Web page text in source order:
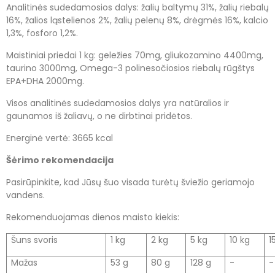
Analitinės sudedamosios dalys: žalių baltymų 31%, žalių riebalų
16%, žalios ląstelienos 2%, žalių pelenų 8%, drėgmės 16%, kalcio
1,3%, fosforo 1,2%.
Maistiniai priedai 1 kg: geležies 70mg, gliukozamino 4400mg,
taurino 3000mg, Omega-3 polinesočiosios riebalų rūgštys
EPA+DHA 2000mg.
Visos analitinės sudedamosios dalys yra natūralios ir
gaunamos iš žaliavų, o ne dirbtinai pridėtos.
Energinė vertė: 3665 kcal
Šėrimo rekomendacija
Pasirūpinkite, kad Jūsų šuo visada turėtų šviežio geriamojo
vandens.
Rekomenduojamas dienos maisto kiekis:
Šuns svoris
1 kg 2 kg 5 kg 10 kg
Mažas
53 g 80 g 128 g - -